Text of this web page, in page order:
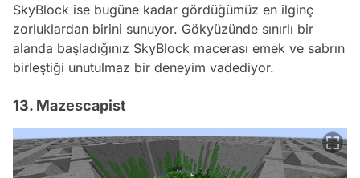
SkyBlock ise bugüne kadar gördüğümüz en ilginç
zorluklardan birini sunuyor. Gökyüzünde sınırlı bir
alanda başladığınız SkyBlock macerası emek ve sabrın
birleştiği unutulmaz bir deneyim vadediyor.
13. Mazescapist